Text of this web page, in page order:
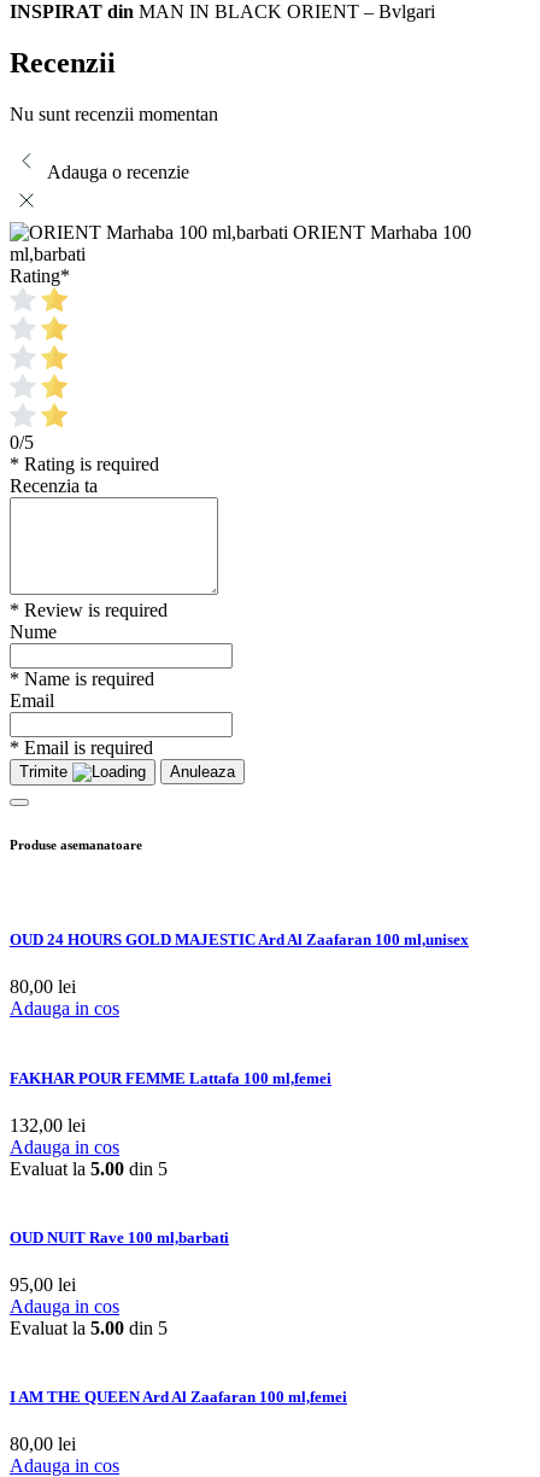
INSPIRAT din MAN IN BLACK ORIENT – Bvlgari
Recenzii
Nu sunt recenzii momentan
Adauga o recenzie
ORIENT Marhaba 100
ml,barbati
Rating*
0/5
* Rating is required
Recenzia ta
* Review is required
Nume
* Name is required
Email
* Email is required
Trimite Anuleaza
Produse asemanatoare
OUD 24 HOURS GOLD MAJESTIC Ard Al Zaafaran 100 ml,unisex
80,00 lei
Adauga in cos
FAKHAR POUR FEMME Lattafa 100 ml,femei
132,00 lei
Adauga in cos
Evaluat la 5.00 din 5
OUD NUIT Rave 100 ml,barbati
95,00 lei
Adauga in cos
Evaluat la 5.00 din 5
I AM THE QUEEN Ard Al Zaafaran 100 ml,femei
80,00 lei
Adauga in cos